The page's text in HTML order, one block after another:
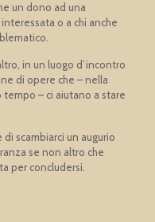
un dono ad una
o a chi anche
in un luogo d’incontro
di opere che – nella
– ci aiutano a stare
scambiarci un augurio
se non altro che
per concludersi.